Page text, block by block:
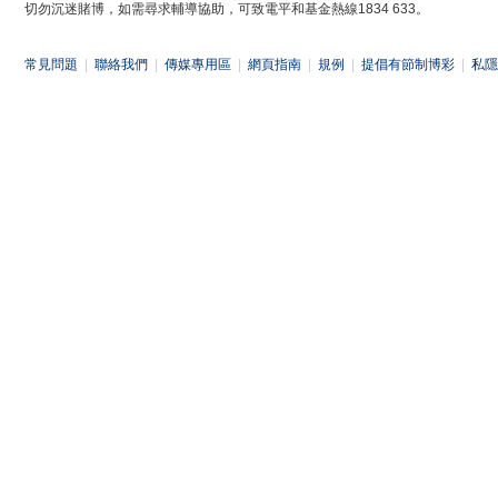
切勿沉迷賭博，如需尋求輔導協助，可致電平和基金熱線1834 633。
常見問題 聯絡我們 傳媒專用區 網頁指南 規例 提倡有節制博彩 私